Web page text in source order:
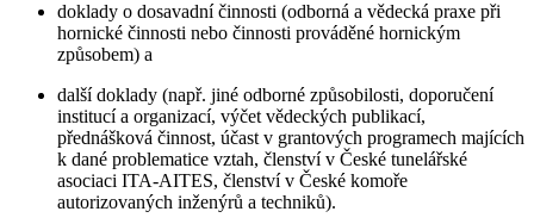
doklady o dosavadní činnosti (odborná a vědecká praxe při
hornické činnosti nebo činnosti prováděné hornickým
způsobem) a
další doklady (např. jiné odborné způsobilosti, doporučení
institucí a organizací, výčet vědeckých publikací,
přednášková činnost, účast v grantových programech majících
k dané problematice vztah, členství v České tunelářské
asociaci ITA-AITES, členství v České komoře
autorizovaných inženýrů a techniků).